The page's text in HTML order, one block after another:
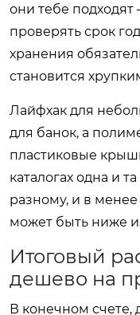
они тебе
проверять срок
хранения
становится
Лайфхак для
для банок, а
пластиковые
каталогах одна и
разному, и в
может быть ниже
Итоговый
дешево на
В конечном